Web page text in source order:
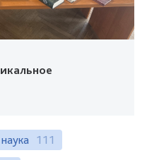
наука 111